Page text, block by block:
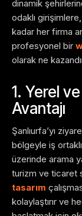
dinamik
odaklı
kadar her firma
profesyonel bir
olarak ne
1. Yerel
Avantajı
Şanlıurfa’yı
bölgeyle iş
üzerinde arama
turizm ve ticaret
tasarım
kolaylaştırır ve